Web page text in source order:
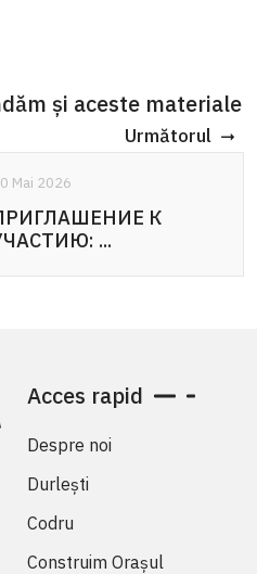
și aceste materiale
Următorul
Mai 2026
К
...
Mai 2026
DE PARTICIPARE:
pentru ...
Acces rapid
Despre noi
Durlești
Codru
Construim Orașul